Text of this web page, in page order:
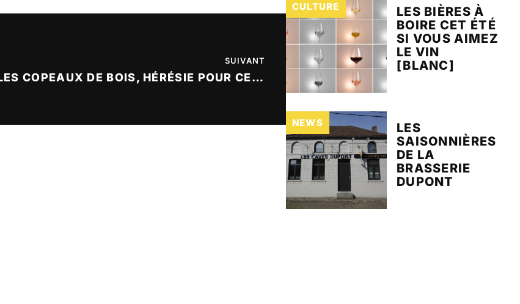
SUIVANT
LES COPEAUX DE BOIS, HÉRÉSIE POUR CERTAINS, INNOVATION POUR D’AUTRES
CULTURE
LES BIÈRES À
BOIRE CET ÉTÉ
SI VOUS AIMEZ
LE VIN
[BLANC]
NEWS
LES
SAISONNIÈRES
DE LA
BRASSERIE
DUPONT